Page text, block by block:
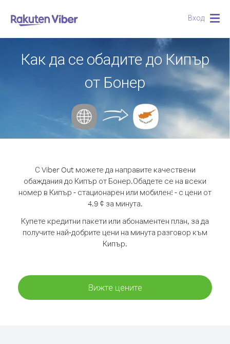
Вход
Как да се обадите до Кипър
от Бонер
С Viber Out можете да направите качествени
обаждания до Кипър от Бонер.Обадете се на всеки
номер в Кипър - стационарен или мобилен! - с цени от
4.9 ¢ за минута.
Купете кредитни пакети или абонаментен план, за да
получите най-добрите цени на минута разговор към
Кипър.
Вижте цените